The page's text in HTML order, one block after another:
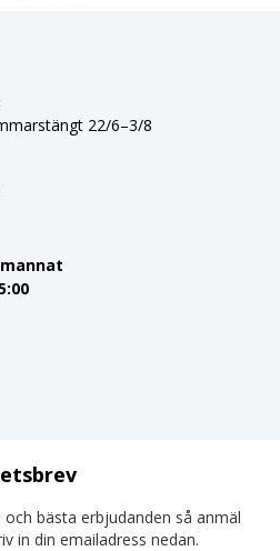
bästa erbjudanden så anmäl
in din emailadress nedan.
22/6–3/8